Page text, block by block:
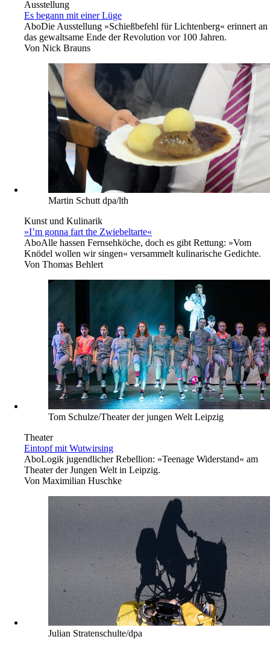
Ausstellung
Es begann mit einer Lüge
AboDie Ausstellung »Schießbefehl für Lichtenberg« erinnert an
das gewaltsame Ende der Revolution vor 100 Jahren.
Von Nick Brauns
Martin Schutt dpa/lth
Kunst und Kulinarik
»I’m gonna fart the Zwiebeltarte«
AboAlle hassen Fernsehköche, doch es gibt Rettung: »Vom
Knödel wollen wir singen« versammelt kulinarische Gedichte.
Von Thomas Behlert
Tom Schulze/Theater der jungen Welt Leipzig
Theater
Eintopf mit Wutwirsing
AboLogik jugendlicher Rebellion: »Teenage Widerstand« am
Theater der Jungen Welt in Leipzig.
Von Maximilian Huschke
Julian Stratenschulte/dpa